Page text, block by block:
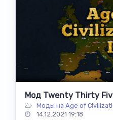
Мод Twenty Thirty
Моды на Age of
14.12.2021 19:18